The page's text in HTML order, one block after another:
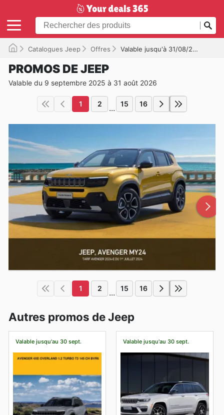
Catalogues Jeep Offres Valable jusqu'à 31/08/2026
PROMOS DE JEEP
Valable du 9 septembre 2025 à 31 août 2026
1 2 ... 15 16
1 2 ... 15 16
Autres promos de Jeep
Valable jusqu'au 30 sept. Valable jusqu'au 30 sept.